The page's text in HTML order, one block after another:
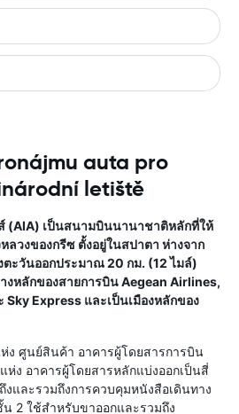
auta pro
letiště
(AIA) เป็นสนามบินนานาชาติหลักที่ให้
ลวงของกรีซ ตั้งอยู่ในสปาตา ห่างจาก
ตะวันออกประมาณ 20 กม. (12 ไมล์)
หลักของสายการบิน Aegean Airlines,
Express และเป็นเมืองหลักของ
ง ศูนย์สินค้า อาคารผู้โดยสารการบิน
ห่ง อาคารผู้โดยสารหลักแบ่งออกเป็นสี่
และรวมถึงการควบคุมหนังสือเดินทาง
2 ใช้สำหรับขาออกและรวมถึง